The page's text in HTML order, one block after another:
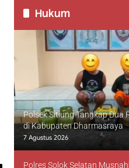
Hukum
Polsek Sitiung Tangkap Dua
di Kabupaten Dharmasraya
7 Agustus 2026
Polres Solok Selatan